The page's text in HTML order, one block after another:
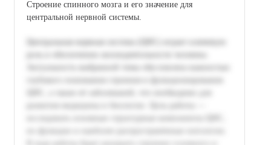
Строение спинного мозга и его значение для
центральной нервной системы.